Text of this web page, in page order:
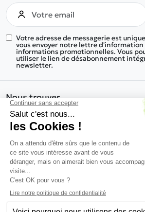
Votre adresse de messagerie est
vous envoyer notre lettre d'information
informations promotionnelles. Vous
utiliser le lien de désabonnement
newsletter.
Nous trouver
Nos gammes de produits
Une réponse à tous vos besoins
Nous découvrir
© 2026 Kosymob - Tous